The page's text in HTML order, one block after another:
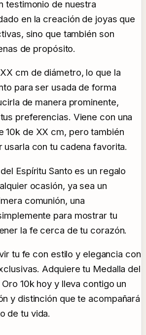
testimonio de nuestra
en la creación de joyas que
sino que también son
de propósito.
cm de diámetro, lo que la
para ser usada de forma
de manera prominente,
preferencias. Viene con una
10k de XX cm, pero también
usarla con tu cadena favorita.
Espíritu Santo es un regalo
ocasión, ya sea un
comunión, una
para mostrar tu
la fe cerca de tu corazón.
tu fe con estilo y elegancia con
Adquiere tu Medalla del
10k hoy y lleva contigo un
y distinción que te acompañará
de tu vida.